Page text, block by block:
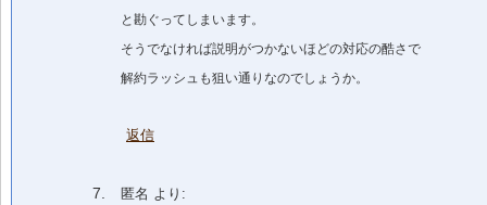
と勘ぐってしまいます。
そうでなければ説明がつかないほどの対応の酷さで
解約ラッシュも狙い通りなのでしょうか。
返信
匿名 より: